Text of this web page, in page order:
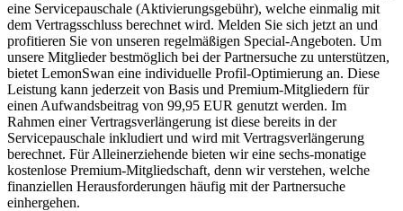
eine Servicepauschale (Aktivierungsgebühr), welche einmalig mit
dem Vertragsschluss berechnet wird. Melden Sie sich jetzt an und
profitieren Sie von unseren regelmäßigen Special-Angeboten. Um
unsere Mitglieder bestmöglich bei der Partnersuche zu unterstützen,
bietet LemonSwan eine individuelle Profil-Optimierung an. Diese
Leistung kann jederzeit von Basis und Premium-Mitgliedern für
einen Aufwandsbeitrag von 99,95 EUR genutzt werden. Im
Rahmen einer Vertragsverlängerung ist diese bereits in der
Servicepauschale inkludiert und wird mit Vertragsverlängerung
berechnet. Für Alleinerziehende bieten wir eine sechs-monatige
kostenlose Premium-Mitgliedschaft, denn wir verstehen, welche
finanziellen Herausforderungen häufig mit der Partnersuche
einhergehen.